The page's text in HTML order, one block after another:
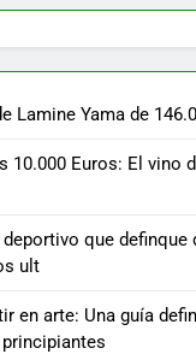
Lamine Yama de
10.000 Euros: El vino
deportivo que definque
ult
en arte: Una guía